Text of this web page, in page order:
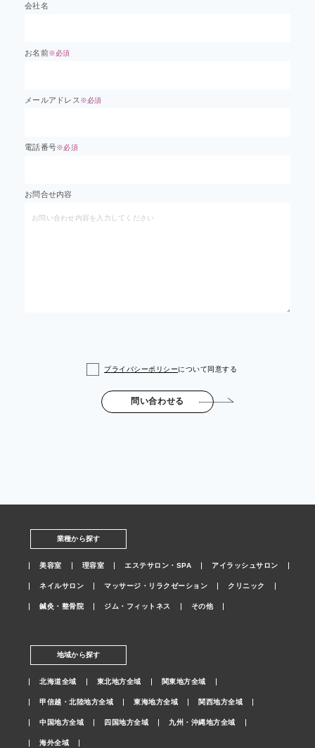
会社名
お名前※必須
メールアドレス ※必須
電話番号※必須
お問合せ内容
プライバシーポリシーについて同意する
問い合わせる
業種から探す
美容室 理容室 エステサロン・SPA アイラッシュサロン
ネイルサロン マッサージ・リラクゼーション クリニック
鍼灸・整骨院 ジム・フィットネス その他
地域から探す
北海道全域 東北地方全域 関東地方全域
甲信越・北陸地方全域 東海地方全域 関西地方全域
中国地方全域 四国地方全域 九州・沖縄地方全域
海外全域